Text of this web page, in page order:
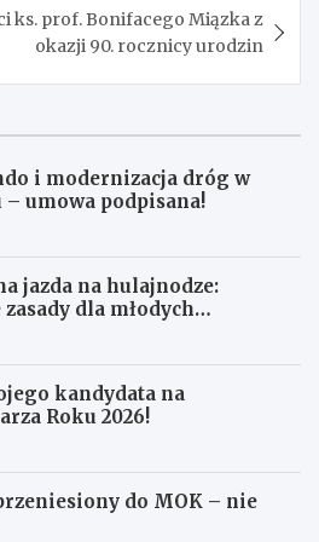
ks. prof. Bonifacego Miązka z
okazji 90. rocznicy urodzin
i modernizacja dróg w
– umowa podpisana!
jazda na hulajnodze:
dla młodych
kandydata na
Roku 2026!
do MOK – nie